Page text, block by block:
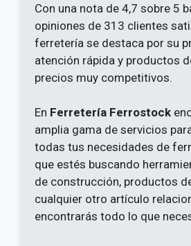
Con una nota de 4,7 sobre 5
opiniones de 313 clientes
ferretería se destaca por su
atención rápida y productos
precios muy competitivos.
En Ferretería Ferrostock
amplia gama de servicios
todas tus necesidades de
que estés buscando
de construcción, productos
cualquier otro artículo
encontrarás todo lo que